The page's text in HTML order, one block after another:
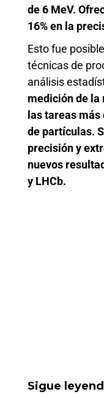
de 6 MeV.
16% en la
Esto fue
técnicas de
análisis
medición de la
las tareas
de partículas.
precisión y
nuevos
y LHCb.
Sigue